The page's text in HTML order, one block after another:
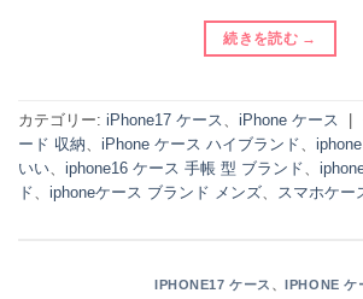
続きを読む →
カテゴリー: iPhone17 ケース、 iPhone ケース
ード 収納、 iPhone ケース ハイブランド、
いい、 iphone16 ケース 手帳 型 ブランド、
ド、 iphoneケース ブランド メンズ、 スマホケー
IPHONE17 ケース 、IPHONE ケ